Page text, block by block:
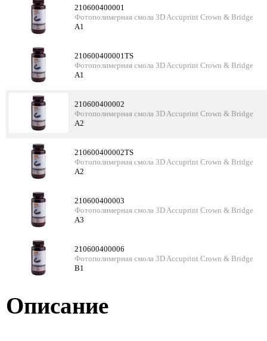
210600400001
Фотополимерная смола 3D Accuprint Crown & Bridge
A1
210600400001TS
Фотополимерная смола 3D Accuprint Crown & Bridge
A1
210600400002
Фотополимерная смола 3D Accuprint Crown & Bridge
A2
210600400002TS
Фотополимерная смола 3D Accuprint Crown & Bridge
A2
210600400003
Фотополимерная смола 3D Accuprint Crown & Bridge
A3
210600400006
Фотополимерная смола 3D Accuprint Crown & Bridge
B1
Описание